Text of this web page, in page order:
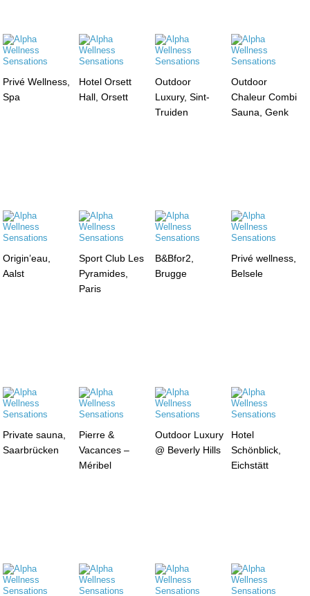
Privé Wellness,
Spa
Hotel Orsett
Hall, Orsett
Outdoor
Luxury, Sint-
Truiden
Outdoor
Chaleur Combi
Sauna, Genk
Origin’eau,
Aalst
Sport Club Les
Pyramides,
Paris
B&Bfor2,
Brugge
Privé wellness,
Belsele
Private sauna,
Saarbrücken
Pierre &
Vacances –
Méribel
Outdoor Luxury
@ Beverly Hills
Hotel
Schönblick,
Eichstätt